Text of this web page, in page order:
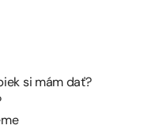
si mám dať?